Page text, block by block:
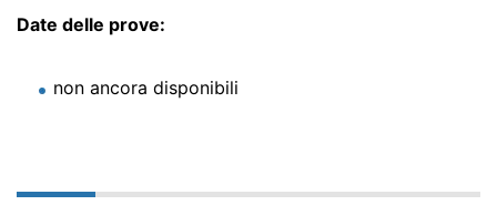
Date delle prove:
non ancora disponibili